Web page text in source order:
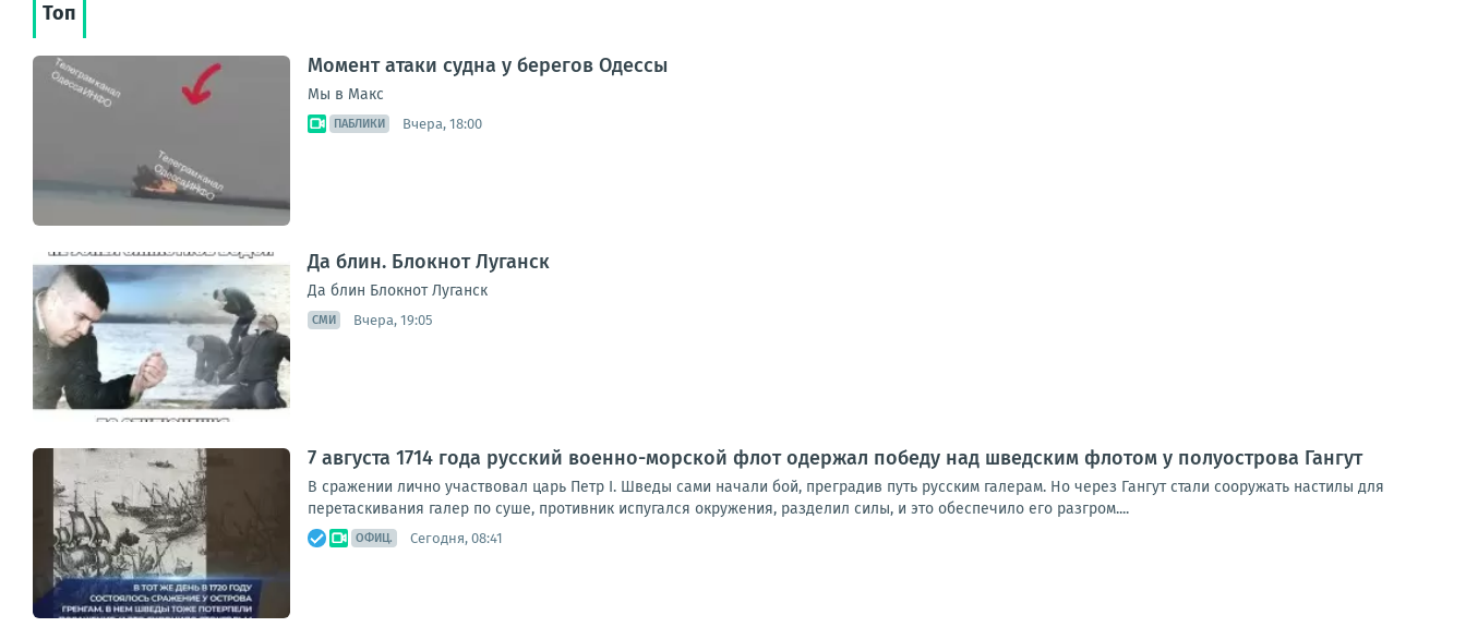
Топ
Момент атаки судна у берегов Одессы
Мы в Макс
ПАБЛИКИ Вчера, 18:00
Да блин. Блокнот Луганск
Да блин Блокнот Луганск
СМИ Вчера, 19:05
7 августа 1714 года русский военно-морской флот одержал победу над шведским флотом у полуострова Гангут
В сражении лично участвовал царь Петр I. Шведы сами начали бой, преградив путь русским галерам. Но через Гангут стали сооружать настилы для
перетаскивания галер по суше, противник испугался окружения, разделил силы, и это обеспечило его разгром....
ОФИЦ. Сегодня, 08:41